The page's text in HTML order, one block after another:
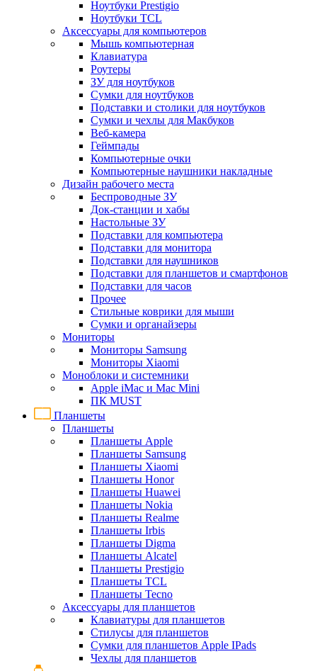
Ноутбуки Prestigio
Ноутбуки TCL
Аксессуары для компьютеров
Мышь компьютерная
Клавиатура
Роутеры
ЗУ для ноутбуков
Сумки для ноутбуков
Подставки и столики для ноутбуков
Сумки и чехлы для Макбуков
Веб-камера
Геймпады
Компьютерные очки
Компьютерные наушники накладные
Дизайн рабочего места
Беспроводные ЗУ
Док-станции и хабы
Настольные ЗУ
Подставки для компьютера
Подставки для монитора
Подставки для наушников
Подставки для планшетов и смартфонов
Подставки для часов
Прочее
Стильные коврики для мыши
Сумки и органайзеры
Мониторы
Мониторы Samsung
Мониторы Xiaomi
Моноблоки и системники
Apple iMac и Mac Mini
ПК MUST
Планшеты
Планшеты
Планшеты Apple
Планшеты Samsung
Планшеты Xiaomi
Планшеты Honor
Планшеты Huawei
Планшеты Nokia
Планшеты Realme
Планшеты Irbis
Планшеты Digma
Планшеты Alcatel
Планшеты Prestigio
Планшеты TCL
Планшеты Tecno
Аксессуары для планшетов
Клавиатуры для планшетов
Стилусы для планшетов
Сумки для планшетов Apple IPads
Чехлы для планшетов